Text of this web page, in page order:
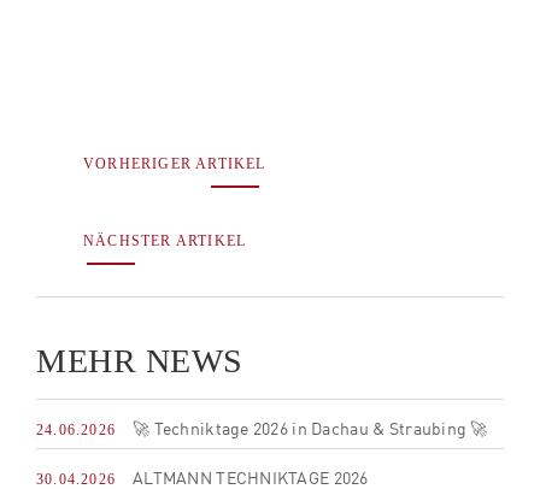
VORHERIGER ARTIKEL
NÄCHSTER ARTIKEL
MEHR NEWS
24.06.2026 🚀 Techniktage 2026 in Dachau & Straubing 🚀
30.04.2026 ALTMANN TECHNIKTAGE 2026